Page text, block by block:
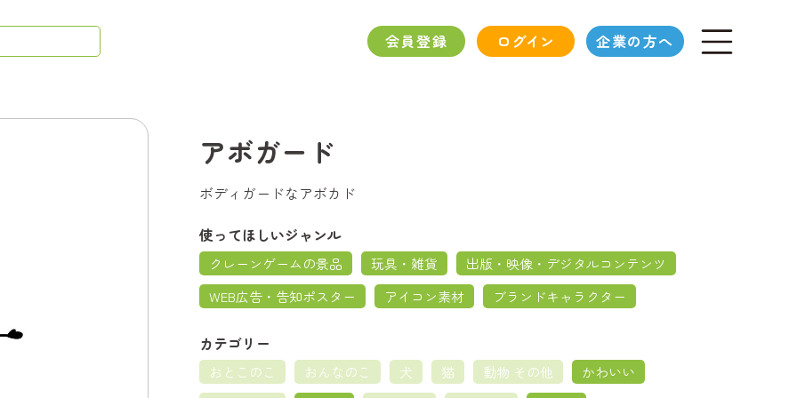
会員登録 ログイン 企業の方へ
アボガード
ボディガードなアボカド
使ってほしいジャンル
クレーンゲームの景品 玩具・雑貨
出版・映像・デジタルコンテンツ
WEB広告・告知ポスター
アイコン素材 ブランドキャラクター
カテゴリー
おとこのこ おんなのこ 犬 猫 動物 その他
かわいい